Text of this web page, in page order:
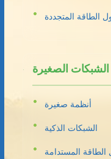
الطاقة المتجددة
الشبكات الصغيرة
أنظمة صغيرة
الشبكات الذكية
الطاقة المستدامة